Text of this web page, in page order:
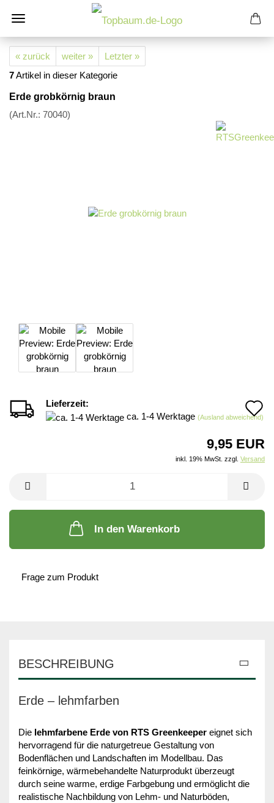
« zurück weiter »
Letzter »
7Artikel in dieser Kategorie
Erde grobkörnig braun
(Art.Nr.: 70040)
Lieferzeit:
ca. 1-4 Werktage (Ausland abweichend)
9,95 EUR
inkl. 19% MwSt. zzgl. Versand
In den Warenkorb
Frage zum Produkt
BESCHREIBUNG
Erde – lehmfarben
Die lehmfarbene Erde von RTS Greenkeeper eignet sich
hervorragend für die naturgetreue Gestaltung von
Bodenflächen und Landschaften im Modellbau. Das
feinkörnige, wärmebehandelte Naturprodukt überzeugt
durch seine warme, erdige Farbgebung und ermöglicht die
realistische Nachbildung von Lehm- und Naturböden,